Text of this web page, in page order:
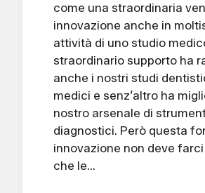
come una straordinaria
innovazione anche in
attività di uno studio
straordinario supporto ha
anche i nostri studi
medici e senz’altro ha
nostro arsenale di
diagnostici. Però questa
innovazione non deve
che le…